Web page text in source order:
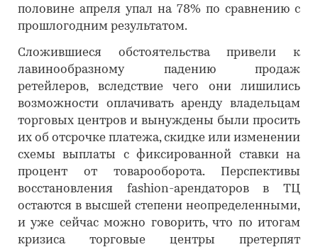
половине апреля упал на 78% по сравнению с
прошлогодним результатом.
Сложившиеся обстоятельства привели к
лавинообразному падению продаж
ретейлеров, вследствие чего они лишились
возможности оплачивать аренду владельцам
торговых центров и вынуждены были просить
их об отсрочке платежа, скидке или изменении
схемы выплаты с фиксированной ставки на
процент от товарооборота. Перспективы
восстановления fashion-арендаторов в ТЦ
остаются в высшей степени неопределенными,
и уже сейчас можно говорить, что по итогам
кризиса торговые центры претерпят